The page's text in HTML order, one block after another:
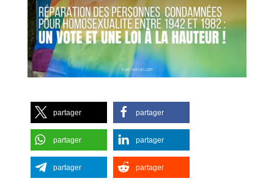
partager partager
partager partager
partager partager